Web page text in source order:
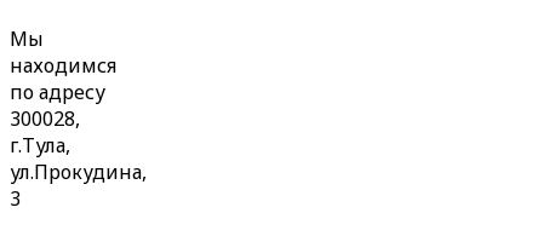
Мы
находимся
по адресу
300028,
г.Тула,
ул.Прокудина,
3